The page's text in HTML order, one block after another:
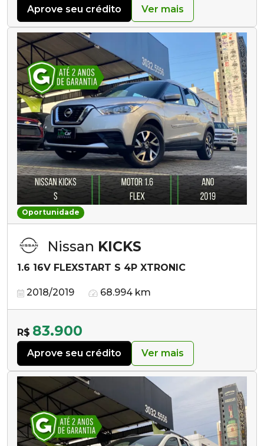
Aprove seu crédito Ver mais
Oportunidade
Nissan KICKS
1.6 16V FLEXSTART S 4P XTRONIC
2018/2019 68.994 km
R$ 83.900
Aprove seu crédito Ver mais